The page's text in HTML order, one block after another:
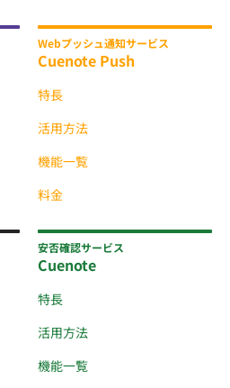
Webプッシュ通知サービス
Cuenote Push
特長
活用方法
機能一覧
料金
安否確認サービス
Cuenote
特長
活用方法
機能一覧